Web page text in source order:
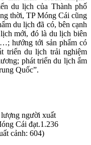
du lịch của Thành phố
thời, TP Móng Cái cũng
du lịch đã có, bên cạnh
mới, đó là du lịch biên
hướng tới sản phẩm có
triển du lịch trải nghiệm
phát triển du lịch ẩm
Quốc”.
người xuất
Cái đạt.1.236
cảnh: 604)